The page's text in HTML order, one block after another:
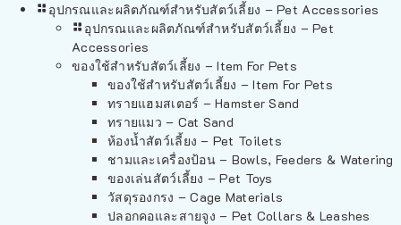
อุปกรณและผลิตภัณฑ์สำหรับสัตว์เลี้ยง – Pet Accessories
อุปกรณและผลิตภัณฑ์สำหรับสัตว์เลี้ยง – Pet
Accessories
ของใช้สำหรับสัตว์เลี้ยง – Item For Pets
ของใช้สำหรับสัตว์เลี้ยง – Item For Pets
ทรายแฮมสเตอร์ – Hamster Sand
ทรายแมว – Cat Sand
ห้องน้ำสัตว์เลี้ยง – Pet Toilets
ชามและเครื่องป้อน – Bowls, Feeders & Watering
ของเล่นสัตว์เลี้ยง – Pet Toys
วัสดุรองกรง – Cage Materials
ปลอกคอและสายจูง – Pet Collars & Leashes